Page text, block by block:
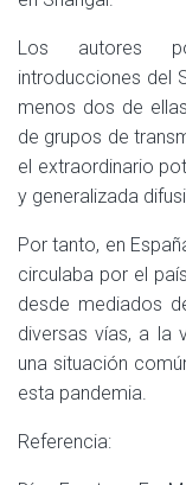
Los autores
introducciones del
menos dos de
de grupos de
el extraordinario
y generalizada
Por tanto, en
circulaba por el
desde mediados
diversas vías, a la
una situación
esta pandemia.
Referencia: